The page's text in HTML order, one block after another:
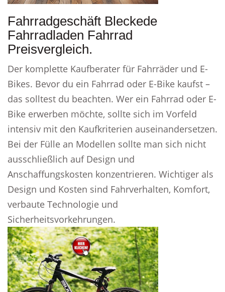
Fahrradgeschäft Bleckede
Fahrradladen Fahrrad
Preisvergleich.
Der komplette Kaufberater für Fahrräder und E-
Bikes. Bevor du ein Fahrrad oder E-Bike kaufst –
das solltest du beachten. Wer ein Fahrrad oder E-
Bike erwerben möchte, sollte sich im Vorfeld
intensiv mit den Kaufkriterien auseinandersetzen.
Bei der Fülle an Modellen sollte man sich nicht
ausschließlich auf Design und
Anschaffungskosten konzentrieren. Wichtiger als
Design und Kosten sind Fahrverhalten, Komfort,
verbaute Technologie und
Sicherheitsvorkehrungen.